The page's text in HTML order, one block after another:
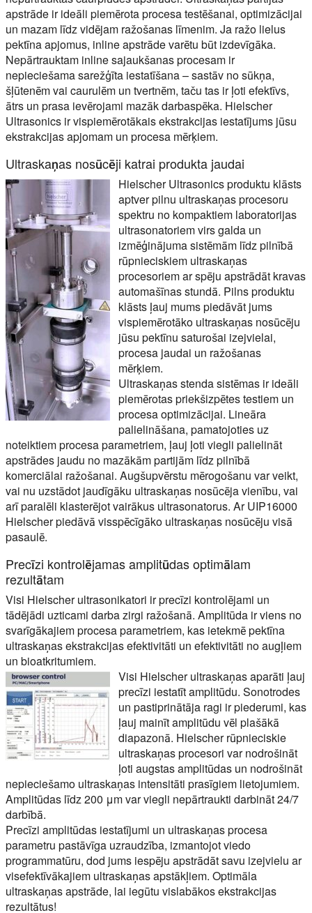
apstrāde ir ideāli piemērota procesa testēšanai, optimizācijai
un mazam līdz vidējam ražošanas līmenim. Ja ražo lielus
pektīna apjomus, inline apstrāde varētu būt izdevīgāka.
Nepārtrauktam inline sajaukšanas procesam ir
nepieciešama sarežģīta iestatīšana – sastāv no sūkņa,
šļūtenēm vai caurulēm un tvertnēm, taču tas ir ļoti efektīvs,
ātrs un prasa ievērojami mazāk darbaspēka. Hielscher
Ultrasonics ir vispiemērotākais ekstrakcijas iestatījums jūsu
ekstrakcijas apjomam un procesa mērķiem.
Ultraskaņas nosūcēji katrai produkta jaudai
Hielscher Ultrasonics produktu klāsts
aptver pilnu ultraskaņas procesoru
spektru no kompaktiem laboratorijas
ultrasonatoriem virs galda un
izmēģinājuma sistēmām līdz pilnībā
rūpnieciskiem ultraskaņas
procesoriem ar spēju apstrādāt kravas
automašīnas stundā. Pilns produktu
klāsts ļauj mums piedāvāt jums
vispiemērotāko ultraskaņas nosūcēju
jūsu pektīnu saturošai izejvielai,
procesa jaudai un ražošanas
mērķiem.
Ultraskaņas stenda sistēmas ir ideāli
piemērotas priekšizpētes testiem un
procesa optimizācijai. Lineāra
palielināšana, pamatojoties uz
noteiktiem procesa parametriem, ļauj ļoti viegli palielināt
apstrādes jaudu no mazākām partijām līdz pilnībā
komerciālai ražošanai. Augšupvērstu mērogošanu var veikt,
vai nu uzstādot jaudīgāku ultraskaņas nosūcēja vienību, vai
arī paralēli klasterējot vairākus ultrasonatorus. Ar UIP16000
Hielscher piedāvā visspēcīgāko ultraskaņas nosūcēju visā
pasaulē.
Precīzi kontrolējamas amplitūdas optimālam
rezultātam
Visi Hielscher ultrasonikatori ir precīzi kontrolējami un
tādējādi uzticami darba zirgi ražošanā. Amplitūda ir viens no
svarīgākajiem procesa parametriem, kas ietekmē pektīna
ultraskaņas ekstrakcijas efektivitāti un efektivitāti no augļiem
un bioatkritumiem.
Visi Hielscher ultraskaņas aparāti ļauj
precīzi iestatīt amplitūdu. Sonotrodes
un pastiprinātāja ragi ir piederumi, kas
ļauj mainīt amplitūdu vēl plašākā
diapazonā. Hielscher rūpnieciskie
ultraskaņas procesori var nodrošināt
ļoti augstas amplitūdas un nodrošināt
nepieciešamo ultraskaņas intensitāti prasīgiem lietojumiem.
Amplitūdas līdz 200 μm var viegli nepārtraukti darbināt 24/7
darbībā.
Precīzi amplitūdas iestatījumi un ultraskaņas procesa
parametru pastāvīga uzraudzība, izmantojot viedo
programmatūru, dod jums iespēju apstrādāt savu izejvielu ar
visefektīvākajiem ultraskaņas apstākļiem. Optimāla
ultraskaņas apstrāde, lai iegūtu vislabākos ekstrakcijas
rezultātus!